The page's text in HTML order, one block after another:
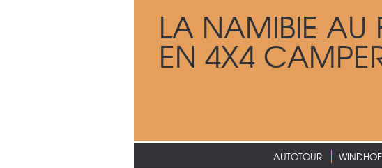
LA NAMIBIE AU
EN 4X4
AUTOTOUR